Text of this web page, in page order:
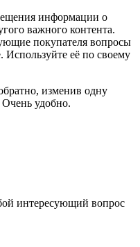
информации о
важного контента.
покупателя вопросы
Используйте её по своему
изменив одну
Очень удобно.
интересующий вопрос